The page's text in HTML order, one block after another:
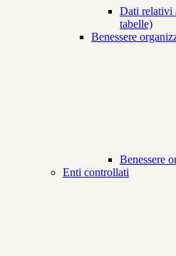
Dati relativi
tabelle)
Benessere
Benessere
Enti controllati